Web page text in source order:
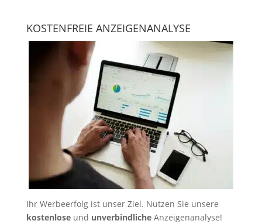
KOSTENFREIE ANZEIGENANALYSE
Ihr Werbeerfolg ist unser Ziel. Nutzen Sie unsere
kostenloseund unverbindlicheAnzeigenanalyse!